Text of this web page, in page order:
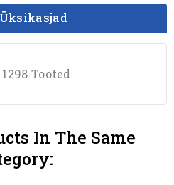
1298 Tooted
In The Same